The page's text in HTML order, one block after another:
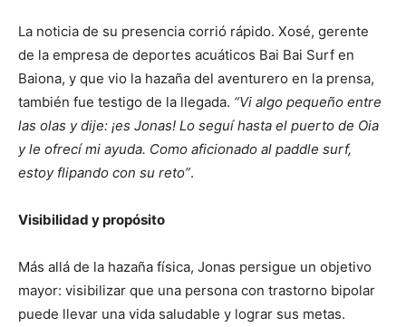
La noticia de su presencia corrió rápido. Xosé, gerente
de la empresa de deportes acuáticos Bai Bai Surf en
Baiona, y que vio la hazaña del aventurero en la prensa,
también fue testigo de la llegada. “Vi algo pequeño entre
las olas y dije: ¡es Jonas! Lo seguí hasta el puerto de Oia
y le ofrecí mi ayuda. Como aficionado al paddle surf,
estoy flipando con su reto”.
Visibilidad y propósito
Más allá de la hazaña física, Jonas persigue un objetivo
mayor: visibilizar que una persona con trastorno bipolar
puede llevar una vida saludable y lograr sus metas.